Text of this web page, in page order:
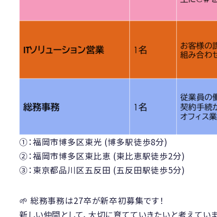
①：福岡市博多区東光 (博多駅徒歩8分)
②：福岡市博多区東比恵 (東比恵駅徒歩2分)
③：東京都品川区五反田 (五反田駅徒歩5分)
🌱 総務事務は27卒が新卒初募集です！
新しい仲間として、大切に育てていきたいと考えてい